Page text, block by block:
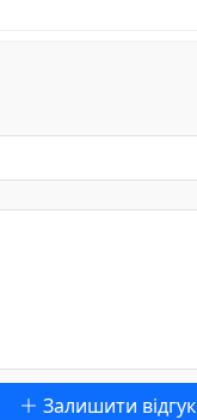
Залишити відгук